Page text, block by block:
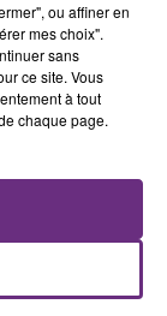
Fall In Love)
ou affiner en
mes choix".
sans
ce site. Vous
à tout
chaque page.